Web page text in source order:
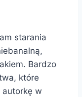
starania
Bardzo
które
autorkę w